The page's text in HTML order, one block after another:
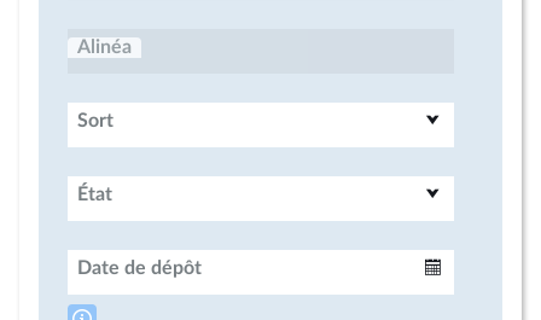
Alinéa
Sort
État
Date de dépôt